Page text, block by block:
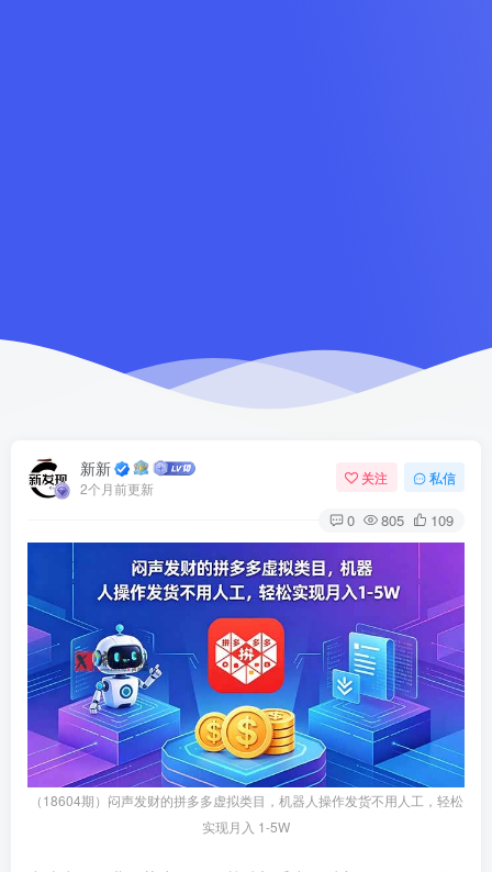
新新
2个月前更新
关注 私信
0 805 109
（18604期）闷声发财的拼多多虚拟类目，机器人操作发货不用人工，轻松
实现月入 1-5W